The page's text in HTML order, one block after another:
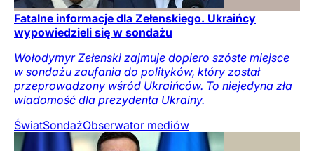
Fatalne informacje dla Zełenskiego. Ukraińcy
wypowiedzieli się w sondażu
Wołodymyr Zełenski zajmuje dopiero szóste miejsce
w sondażu zaufania do polityków, który został
przeprowadzony wśród Ukraińców. To niejedyna zła
wiadomość dla prezydenta Ukrainy.
ŚwiatSondażObserwator mediów